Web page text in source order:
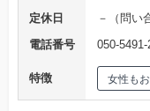
定休日
－（問い
電話番号
050-5491-
特徴 女性も